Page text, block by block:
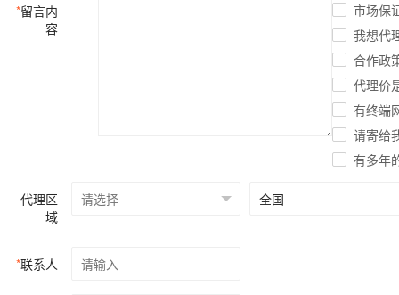
*留言内
容
市场保
我想代
合作政
代理价
有终端
请寄给
有多年
代理区
域
*联系人